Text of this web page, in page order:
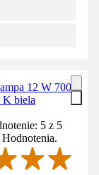
12 W 700
K biela
5 z 5